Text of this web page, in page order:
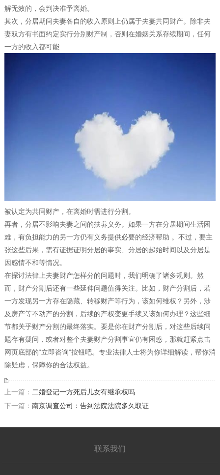
解无效的，会判决准予离婚。
其次，分居期间夫妻各自的收入原则上仍属于夫妻共同财产。除非夫
妻双方有书面约定实行分别财产制，否则在婚姻关系存续期间，任何
一方的收入都可能
被认定为共同财产，在离婚时需进行分割。
再者，分居不影响夫妻之间的扶养义务。如果一方在分居期间生活困
难，有负担能力的另一方仍有义务提供必要的经济帮助 。不过，要主
张这些后果，需有证据证明分居的事实、分居的起始时间以及分居是
因感情不和等情况。
在探讨法律上夫妻财产怎样分的问题时，我们明确了诸多规则。然
而，财产分割后还有一些延伸问题值得关注。比如，财产分割后，若
一方发现另一方存在隐藏、转移财产等行为，该如何维权？另外，涉
及房产等不动产的分割，后续的产权变更手续又该如何办理？这些细
节都关乎财产分割的最终落实。要是你在财产分割后，对这些后续问
题存有疑问，或者对整个夫妻财产分割事宜仍有困惑，那就赶紧点击
网页底部的“立即咨询”按钮吧。专业法律人士将为你详细解读，帮你消
除疑虑，保障你的合法权益。
上一篇： 二婚登记一方死后儿女有继承权吗
下一篇： 南京调查公司：告到法院法院多久取证
联系我们